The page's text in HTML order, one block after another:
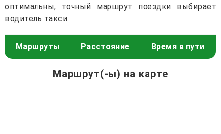
оптимальны, точный маршрут поездки выбирает
водитель такси.
Маршруты Расстояние Время в пути
Маршрут(-ы) на карте